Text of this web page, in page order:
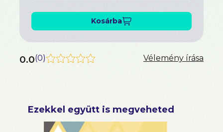
Kosárba
0.0(0) Vélemény írása
Ezekkel együtt is megveheted